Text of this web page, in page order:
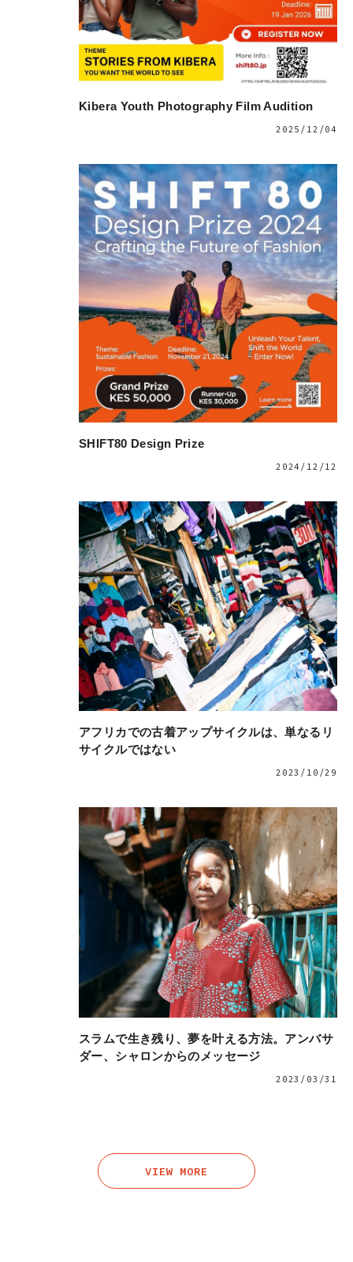
Kibera Youth Photography Film Audition
2025/12/04
SHIFT80 Design Prize
2024/12/12
アフリカでの古着アップサイクルは、単なるリ
サイクルではない
2023/10/29
スラムで生き残り、夢を叶える方法。アンバサ
ダー、シャロンからのメッセージ
2023/03/31
VIEW MORE